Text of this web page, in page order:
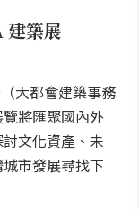
建築展
大都會建築事務
將匯聚國內外
文化資產、未
市發展尋找下